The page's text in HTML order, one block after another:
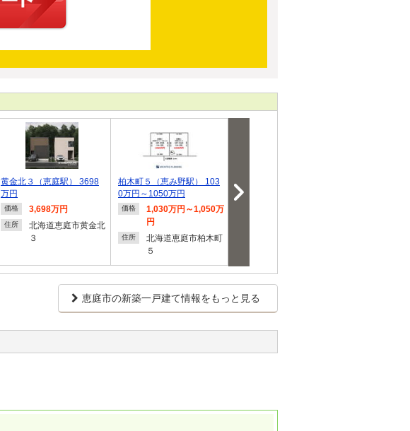
黄金北３（恵庭駅） 3698
万円
価格 3,698万円
住所
北海道恵庭市黄金北
３
柏木町５（恵み野駅） 103
0万円～1050万円
価格
1,030万円～1,050万
円
住所
北海道恵庭市柏木町
５
売 SOUHOUSE】…
恵庭市の新築一戸建て情報をもっと見る